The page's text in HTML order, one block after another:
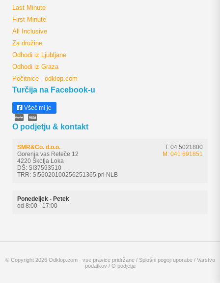
Last Minute
First Minute
All Inclusive
Za družine
Odhodi iz Ljubljane
Odhodi iz Graza
Počitnice - odklop.com
Turčija na Facebook-u
Všeč mi je
O podjetju & kontakt
SMR&Co. d.o.o.
Gorenja vas Reteče 12
4220 Škofja Loka
DŠ: SI37593510
TRR: SI56020100256251365 pri NLB
T: 04 5021800
M: 041 691851
Ponedeljek - Petek
od 8:00 - 17:00
© Copyright 2026 Odklop.com - vse pravice pridržane / Splošni pogoji uporabe/ Varstvo
podatkov/ O podjetju